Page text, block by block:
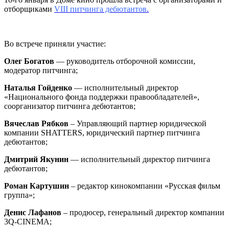
отборщиками VIII питчинга дебютантов.
Во встрече приняли участие:
Олег Богатов — руководитель отборочной комиссии,
модератор питчинга;
Наталья Гойденко — исполнительный директор
«Национального фонда поддержки правообладателей»,
соорганизатор питчинга дебютантов;
Вячеслав Рябков – Управляющий партнер юридической
компании SHATTERS, юридический партнер питчинга
дебютантов;
Дмитрий Якунин — исполнительный директор питчинга
дебютантов;
Роман Картушин – редактор кинокомпании «Русская фильм
группа»;
Денис Лафанов – продюсер, генеральный директор компании
3Q-CINEMA;